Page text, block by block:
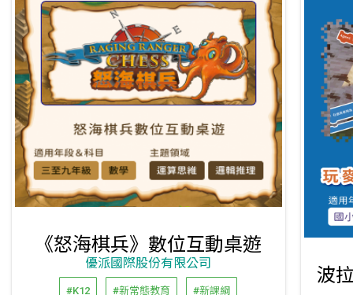
《怒海棋兵》數位互動桌遊
優派國際股份有限公司
#K12 #新常態教育 #新課綱